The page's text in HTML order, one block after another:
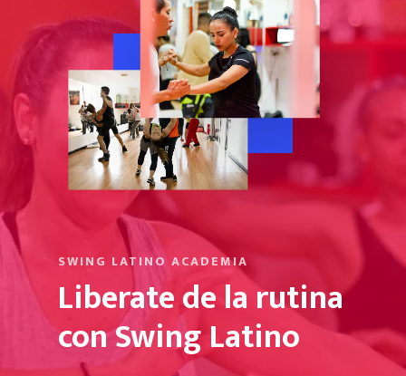
SWING LATINO ACADEMIA
Liberate de la rutina
con Swing Latino